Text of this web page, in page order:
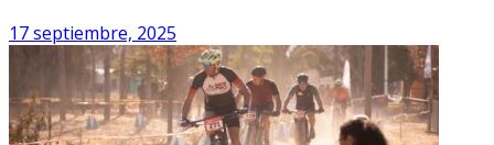
17 septiembre, 2025